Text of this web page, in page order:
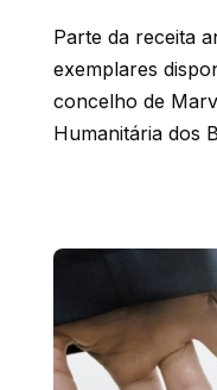
Parte da receita
exemplares
concelho de
Humanitária dos